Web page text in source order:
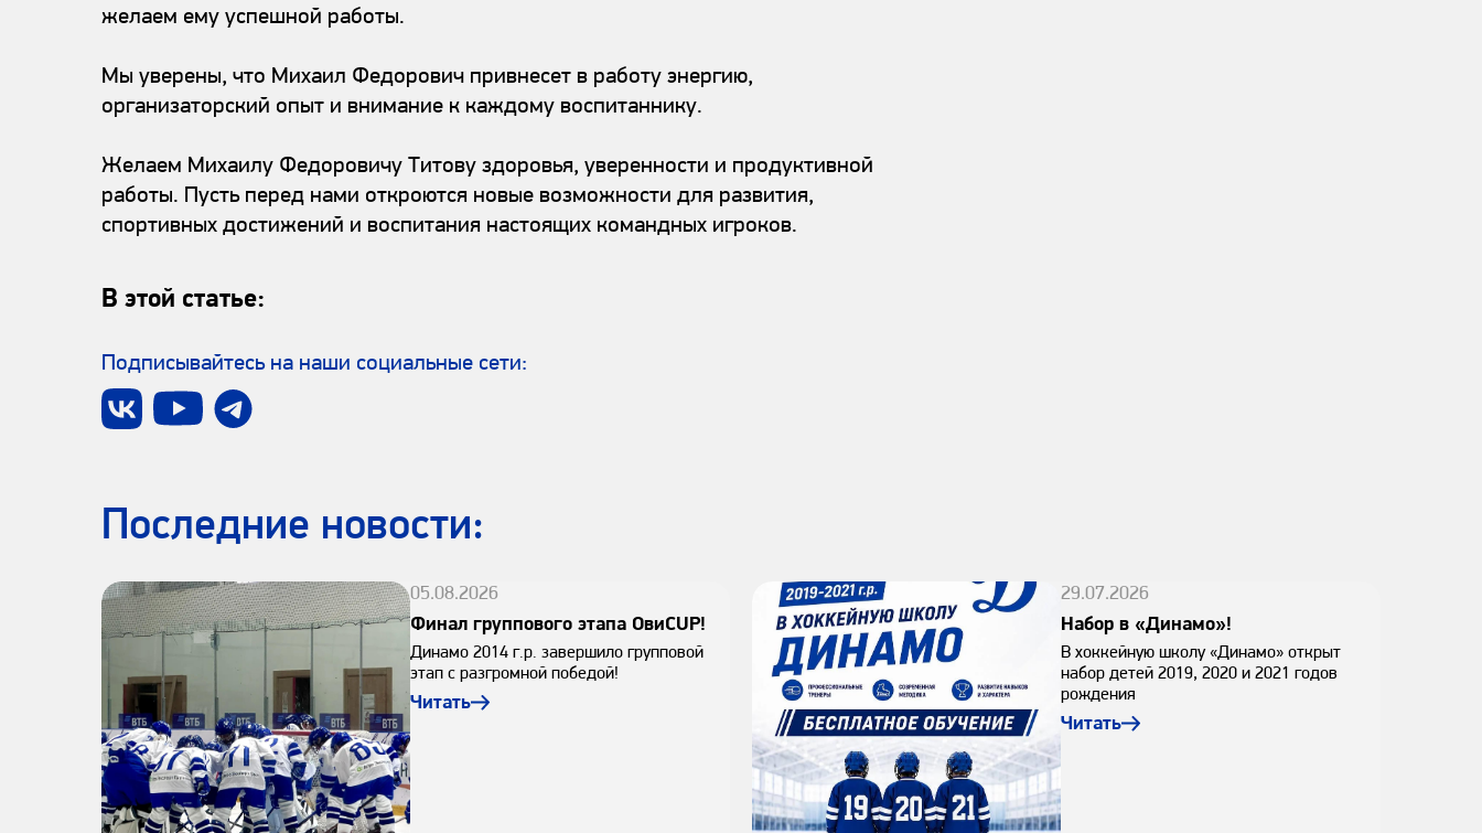
желаем ему успешной работы.
Мы уверены, что Михаил Федорович привнесет в работу энергию,
организаторский опыт и внимание к каждому воспитаннику.
Желаем Михаилу Федоровичу Титову здоровья, уверенности и продуктивной
работы. Пусть перед нами откроются новые возможности для развития,
спортивных достижений и воспитания настоящих командных игроков.
В этой статье:
Подписывайтесь на наши социальные сети:
Последниe новости:
05.08.2026
Финал группового этапа ОвиCUP!
Динамо 2014 г.р. завершило групповой
этап с разгромной победой!
Читать
29.07.2026
Набор в «Динамо»!
В хоккейную школу «Динамо» открыт
набор детей 2019, 2020 и 2021 годов
рождения
Читать